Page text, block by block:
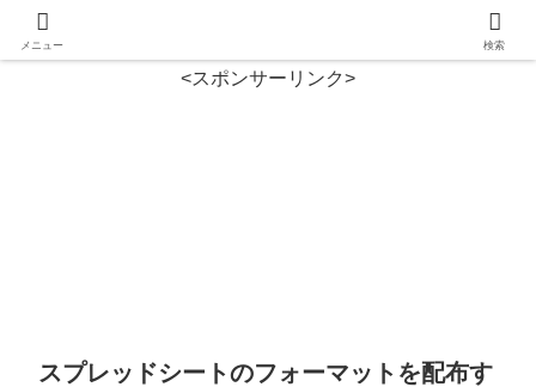
<スポンサーリンク>
スプレッドシートのフォーマットを配布す
メニュー 検索